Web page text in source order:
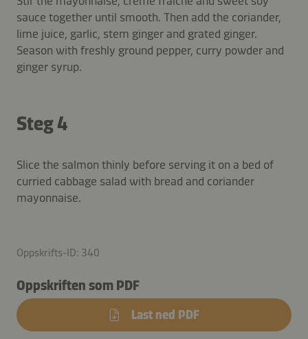
sauce together until smooth. Then add the coriander,
lime juice, garlic, stem ginger and grated ginger.
Season with freshly ground pepper, curry powder and
ginger syrup.
Steg 4
Slice the salmon thinly before serving it on a bed of
curried cabbage salad with bread and coriander
mayonnaise.
Oppskrifts-ID: 340
Oppskriften som PDF
Last ned PDF